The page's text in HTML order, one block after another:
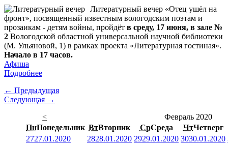
Литературный вечер «Отец ушёл на
фронт», посвященный известным вологодским поэтам и
прозаикам - детям войны, пройдёт в среду, 17 июня, в зале №
2 Вологодской областной универсальной научной библиотеки
(М. Ульяновой, 1) в рамках проекта «Литературная гостиная».
Начало в 17 часов.
Афиша
Подробнее
← Предыдущая
Следующая →
<
Февраль 2020
ПнПонедельник ВтВторник СрСреда ЧтЧетверг
2727.01.2020 2828.01.2020 2929.01.2020 3030.01.2020